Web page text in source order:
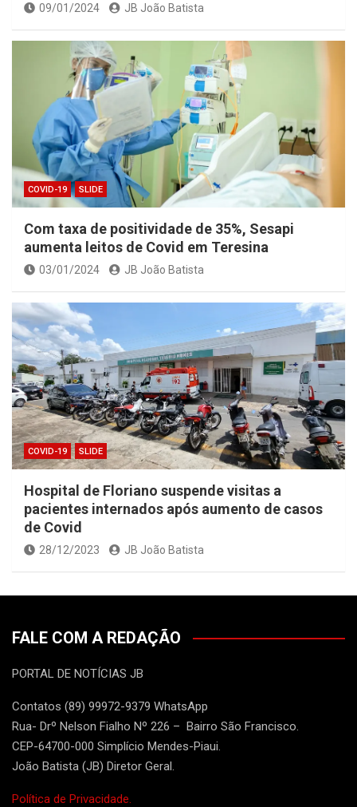
09/01/2024 JB João Batista
COVID-19 SLIDE
Com taxa de positividade de 35%, Sesapi
aumenta leitos de Covid em Teresina
03/01/2024 JB João Batista
COVID-19 SLIDE
Hospital de Floriano suspende visitas a
pacientes internados após aumento de casos
de Covid
28/12/2023 JB João Batista
FALE COM A REDAÇÃO
PORTAL DE NOTÍCIAS JB
Contatos (89) 99972-9379 WhatsApp
Rua- Drº Nelson Fialho Nº 226 – Bairro São Francisco.
CEP-64700-000 Simplício Mendes-Piaui.
João Batista (JB) Diretor Geral.
Política de Privacidade.